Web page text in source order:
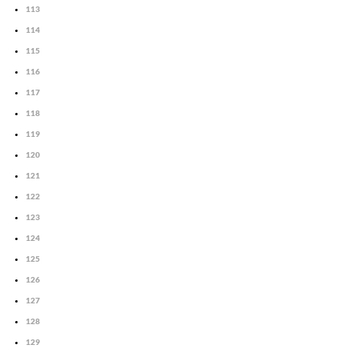
113
114
115
116
117
118
119
120
121
122
123
124
125
126
127
128
129